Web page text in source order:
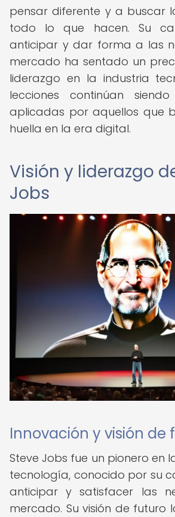
pensar diferente y a buscar
todo lo que hacen. Su
anticipar y dar forma a las
mercado ha sentado un
liderazgo en la industria
lecciones continúan
aplicadas por aquellos que
huella en la era digital.
Visión y liderazgo
Jobs
Innovación y visión de
Steve Jobs fue un pionero en
tecnología, conocido por su
anticipar y satisfacer las
mercado. Su visión de futuro